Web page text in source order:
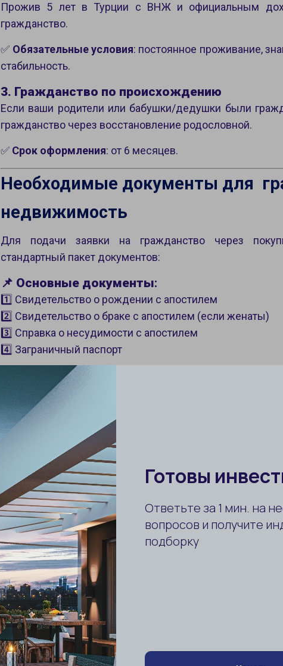
Прожив 5 лет в Турции с ВНЖ и официальным
гражданство.
✅ Обязательные условия: постоянное проживание,
стабильность.
3. Гражданство по происхождению
Если ваши родители или бабушки/дедушки были
гражданство через восстановление родословной.
✅ Срок оформления: от 6 месяцев.
Необходимые документы для
недвижимость
Для подачи заявки на гражданство через
стандартный пакет документов:
📌 Основные документы:
1️⃣ Свидетельство о рождении с апостилем
2️⃣ Свидетельство о браке с апостилем (если женаты)
3️⃣ Справка о несудимости с апостилем
4️⃣ Заграничный паспорт
Дополнительные документы для
✅ ТАПУ (документ о праве собственности)
✅ Экспертная оценка недвижимости
✅ Выписка из банка о переводе средств
✅ Квитанция об оплате госпошлины
⚠️ Все документы должны быть переведены на
переводчика в Турции.
Как проходит процесс
через инвестиции в
✅Шаг 1. Подбор недвижимости
Вы выбираете недвижимость стоимостью от 400
гражданства. Менеджеры MyAntalya® помогут вам
✅Шаг 2. Оформление сделки
Наши юристы помогут оформить ТАПУ, провести
средства.